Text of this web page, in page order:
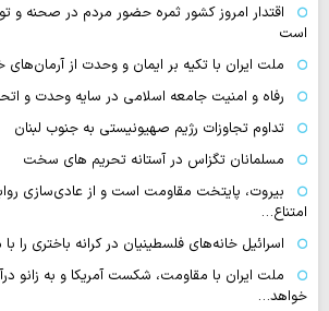
اقتدار امروز کشور ثمره حضور مردم در صحنه و
است
ملت ایران با تکیه بر ایمان و وحدت از
رفاه و امنیت جامعه اسلامی در سایه وحدت و
تداوم تجاوزات رژیم صهیونیستی به جنوب لبنان
مسلمانان تگزاس در آستانه تحریم های سخت
بیروت، پایتخت مقاومت است و از عادی‌سازی
امتناع…
اسرائیل خانه‌های فلسطینیان در کرانه باختری
ملت ایران با مقاومت، شکست آمریکا و به زانو
خواهد…